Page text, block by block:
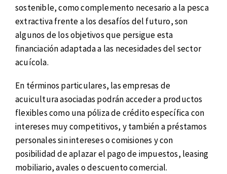
sostenible, como complemento necesario a la pesca
extractiva frente a los desafíos del futuro, son
algunos de los objetivos que persigue esta
financiación adaptada a las necesidades del sector
acuícola.
En términos particulares, las empresas de
acuicultura asociadas podrán acceder a productos
flexibles como una póliza de crédito específica con
intereses muy competitivos, y también a préstamos
personales sin intereses o comisiones y con
posibilidad de aplazar el pago de impuestos, leasing
mobiliario, avales o descuento comercial.